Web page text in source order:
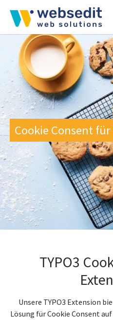
Zum Hauptinhalt springen
Cookie Consent für
TYPO3
Unsere TYPO3 Extension
Lösung für Cookie Consent